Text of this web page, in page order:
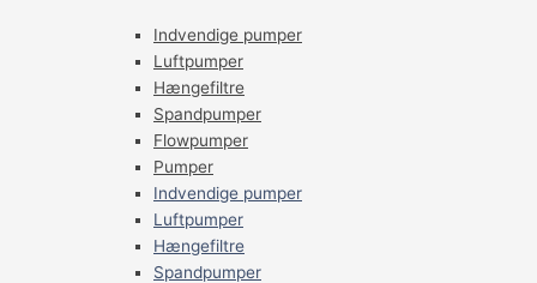
Indvendige pumper
Luftpumper
Hængefiltre
Spandpumper
Flowpumper
Pumper
Indvendige pumper
Luftpumper
Hængefiltre
Spandpumper